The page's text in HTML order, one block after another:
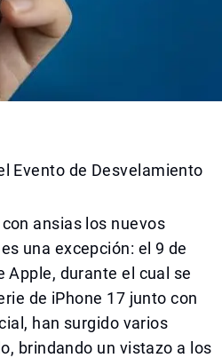
Evento de Desvelamiento
ansias los nuevos
una excepción: el 9 de
Apple, durante el cual se
de iPhone 17 junto con
han surgido varios
brindando un vistazo a los